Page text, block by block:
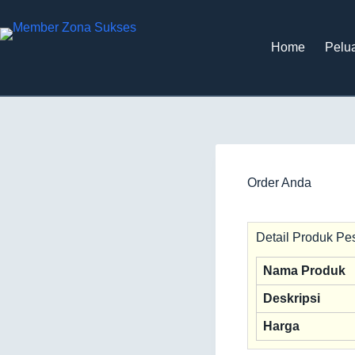
Home
Order Anda
Detail Produk
Nama Produk
Deskripsi
Harga